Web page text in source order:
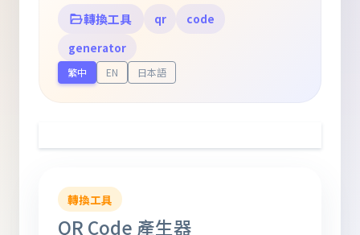
轉換工具 qr
code
generator
繁中 EN 日本語
轉換工具
QR Code 產生器